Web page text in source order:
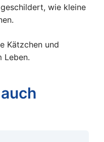
wie kleine
Kätzchen und
Leben.